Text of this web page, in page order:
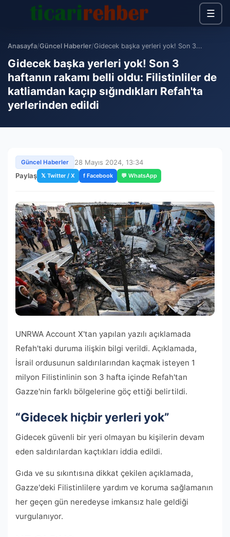
☰
Anasayfa/Güncel Haberler/Gidecek başka yerleri yok! Son 3...
Gidecek başka yerleri yok! Son 3
haftanın rakamı belli oldu: Filistinliler de
katliamdan kaçıp sığındıkları Refah'ta
yerlerinden edildi
Güncel Haberler
28 Mayıs 2024, 13:34
Paylaş 𝕏 Twitter / X f Facebook 💬 WhatsApp
UNRWA Account X'tan yapılan yazılı açıklamada
Refah'taki duruma ilişkin bilgi verildi. Açıklamada,
İsrail ordusunun saldırılarından kaçmak isteyen 1
milyon Filistinlinin son 3 hafta içinde Refah'tan
Gazze'nin farklı bölgelerine göç ettiği belirtildi.
“Gidecek hiçbir yerleri yok”
Gidecek güvenli bir yeri olmayan bu kişilerin devam
eden saldırılardan kaçtıkları iddia edildi.
Gıda ve su sıkıntısına dikkat çekilen açıklamada,
Gazze'deki Filistinlilere yardım ve koruma sağlamanın
her geçen gün neredeyse imkansız hale geldiği
vurgulanıyor.